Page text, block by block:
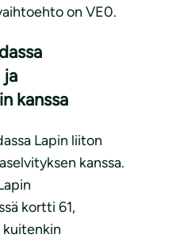
on VE0.
ja
kanssa
Lapin liiton
kanssa.
kortti 61,
kuitenkin